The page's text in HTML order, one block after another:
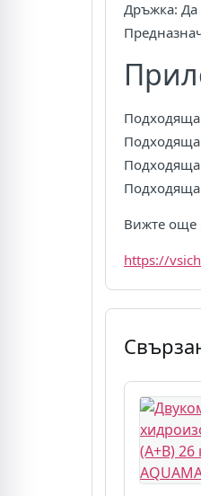
Дръжка: Да
Подходяща
Подходяща
Вижте още
https://